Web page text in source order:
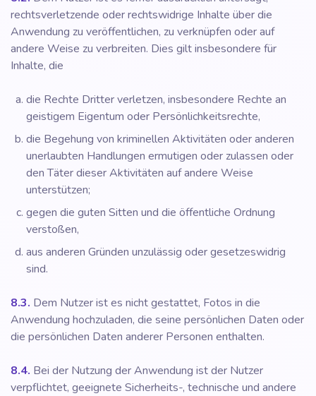
rechtsverletzende oder rechtswidrige Inhalte über die
Anwendung zu veröffentlichen, zu verknüpfen oder auf
andere Weise zu verbreiten. Dies gilt insbesondere für
Inhalte, die
die Rechte Dritter verletzen, insbesondere Rechte an
geistigem Eigentum oder Persönlichkeitsrechte,
die Begehung von kriminellen Aktivitäten oder anderen
unerlaubten Handlungen ermutigen oder zulassen oder
den Täter dieser Aktivitäten auf andere Weise
unterstützen;
gegen die guten Sitten und die öffentliche Ordnung
verstoßen,
aus anderen Gründen unzulässig oder gesetzeswidrig
sind.
8.3. Dem Nutzer ist es nicht gestattet, Fotos in die
Anwendung hochzuladen, die seine persönlichen Daten oder
die persönlichen Daten anderer Personen enthalten.
8.4. Bei der Nutzung der Anwendung ist der Nutzer
verpflichtet, geeignete Sicherheits-, technische und andere